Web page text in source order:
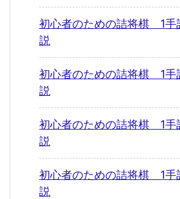
初心者のための詰将棋 1
説
初心者のための詰将棋 1
説
初心者のための詰将棋 1
説
初心者のための詰将棋 1
説